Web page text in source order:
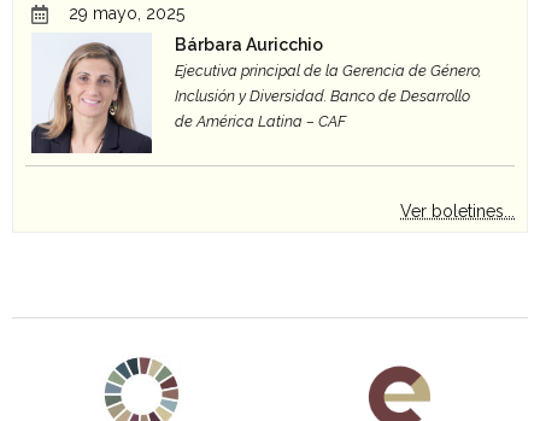
29 mayo, 2025
Bárbara Auricchio
Ejecutiva principal de la Gerencia de Género,
Inclusión y Diversidad. Banco de Desarrollo
de América Latina – CAF
Ver boletines...